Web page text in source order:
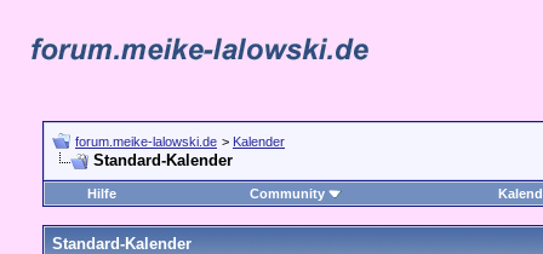
forum.meike-lalowski.de > Kalender
Standard-Kalender
Hilfe Community
Standard-Kalender